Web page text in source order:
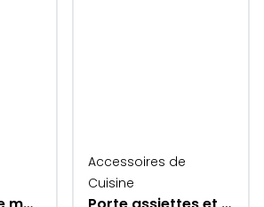
Accessoires de
Cuisine